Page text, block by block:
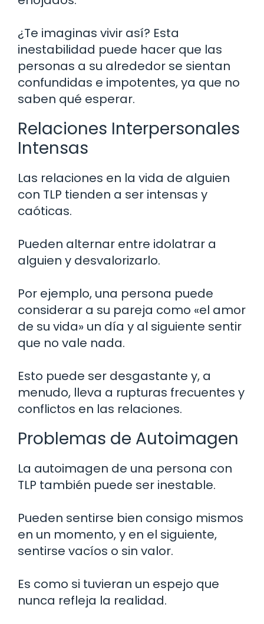
¿Te imaginas vivir así? Esta
inestabilidad puede hacer que las
personas a su alrededor se sientan
confundidas e impotentes, ya que no
saben qué esperar.
Relaciones Interpersonales
Intensas
Las relaciones en la vida de alguien
con TLP tienden a ser intensas y
caóticas.
Pueden alternar entre idolatrar a
alguien y desvalorizarlo.
Por ejemplo, una persona puede
considerar a su pareja como «el amor
de su vida» un día y al siguiente sentir
que no vale nada.
Esto puede ser desgastante y, a
menudo, lleva a rupturas frecuentes y
conflictos en las relaciones.
Problemas de Autoimagen
La autoimagen de una persona con
TLP también puede ser inestable.
Pueden sentirse bien consigo mismos
en un momento, y en el siguiente,
sentirse vacíos o sin valor.
Es como si tuvieran un espejo que
nunca refleja la realidad.